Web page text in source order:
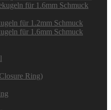
für 1.6mm Schmuck
für 1.2mm Schmuck
für 1.6mm Schmuck
Ring)